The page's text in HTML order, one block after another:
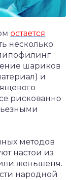
остается
несколько
шариков
и
рискованно
методов
настои из
женьшеня.
народной